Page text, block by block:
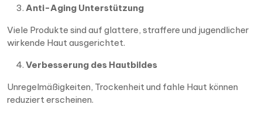
Anti-Aging Unterstützung
Viele Produkte sind auf glattere, straffere und jugendlicher
wirkende Haut ausgerichtet.
Verbesserung des Hautbildes
Unregelmäßigkeiten, Trockenheit und fahle Haut können
reduziert erscheinen.